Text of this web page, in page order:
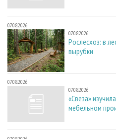
07.08.2026
07.08.2026
Рослесхоз: в
вырубки
07.08.2026
07.08.2026
«Свеза»
мебельном